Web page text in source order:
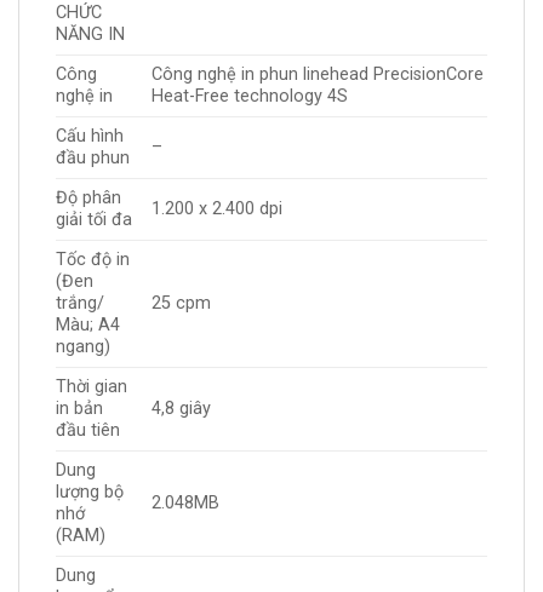
CHỨC
NĂNG IN
Công
nghệ in
Công nghệ in phun linehead PrecisionCore
Heat-Free technology 4S
Cấu hình
đầu phun
–
Độ phân
giải tối đa
1.200 x 2.400 dpi
Tốc độ in
(Đen
trắng/
Màu; A4
ngang)
25 cpm
Thời gian
in bản
đầu tiên
4,8 giây
Dung
lượng bộ
nhớ
(RAM)
2.048MB
Dung